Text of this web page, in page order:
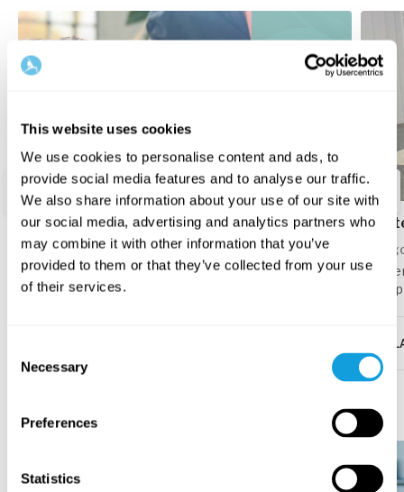
This website uses cookies
We use cookies to personalise content and ads, to
provide social media features and to analyse our traffic.
We also share information about your use of our site with
our social media, advertising and analytics partners who
may combine it with other information that you’ve
provided to them or that they’ve collected from your use
of their services.
Selection
Necessary
Preferences
Statistics
Yoga nidra för sömn 🌙
Yogobe
Släpp dagen som varit och låt kroppen landa i
djupt lugn. Här har vi samlat yoga nidras som är
Kvinnohälsa Vis alle